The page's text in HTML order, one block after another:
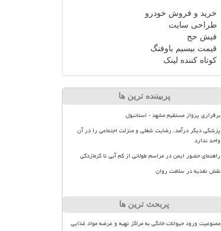
خرید و فروش خودرو
طراحی سایت
فیش حج
قیمت بیسیم باوفنگ
کوتاه کننده لینک
پربیننده ترین ها
برقراری پرواز مستقیم مشهد - استانبول
پزشکی دیگر درآمد، رضایت شغلی و منزلت اجتماعی را در آن
واحد ندارد
راهنمای حضور ایمن در مراسم طولانی از کم آبی تا گرمازدگی
نقش تغذیه در سلامت روان
پربحث ترین ها
ممنوعیت ورود حیوانات خانگی به مراکز تهیه و عرضه مواد غذایی